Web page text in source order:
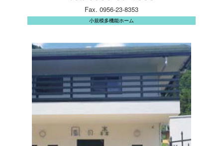
Fax. 0956-23-8353
小規模多機能ホーム